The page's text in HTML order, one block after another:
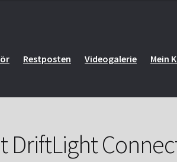
Restposten Videogalerie
Mein
DriftLight